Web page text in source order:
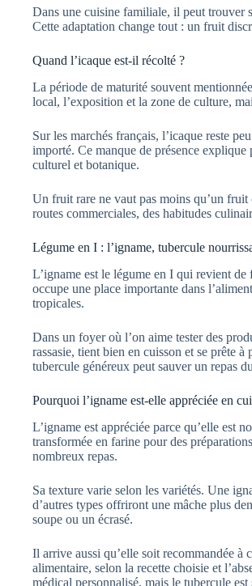
Dans une cuisine familiale, il peut trouver
Cette adaptation change tout : un fruit
Quand l’icaque est-il récolté ?
La période de maturité souvent
local, l’exposition et la zone de culture,
Sur les marchés français, l’icaque reste
importé. Ce manque de présence
culturel et botanique.
Un fruit rare ne vaut pas moins qu’un fruit
routes commerciales, des habitudes
Légume en I : l’igname, tubercule
L’igname est le légume en I qui revient
occupe une place importante dans
tropicales.
Dans un foyer où l’on aime tester des
rassasie, tient bien en cuisson et se prête
tubercule généreux peut sauver un repas
Pourquoi l’igname est-elle appréciée en
L’igname est appréciée parce qu’elle est
transformée en farine pour des
nombreux repas.
Sa texture varie selon les variétés. Une
d’autres types offriront une mâche plus
soupe ou un écrasé.
Il arrive aussi qu’elle soit recommandée à
alimentaire, selon la recette choisie et
médical personnalisé, mais le tubercule